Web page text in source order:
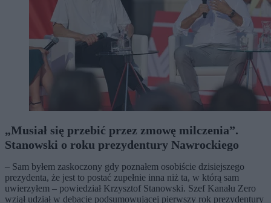
„Musiał się przebić przez zmowę milczenia”.
Stanowski o roku prezydentury Nawrockiego
– Sam byłem zaskoczony gdy poznałem osobiście dzisiejszego
prezydenta, że jest to postać zupełnie inna niż ta, w którą sam
uwierzyłem – powiedział Krzysztof Stanowski. Szef Kanału Zero
wziął udział w debacie podsumowującej pierwszy rok prezydentury